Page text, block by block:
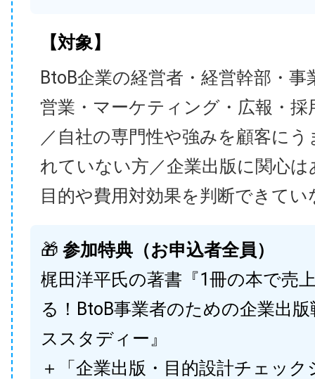
【対象】
BtoB企業の経営者・経営幹部・事
営業・マーケティング・広報・採
／自社の専門性や強みを顧客に
れていない方／企業出版に関心
目的や費用対効果を判断できてい
🎁 参加特典（お申込者全員）
梶田洋平氏の著書『1冊の本で売
る！BtoB事業者のための企業出
ススタディー』
＋「企業出版・目的設計チェック